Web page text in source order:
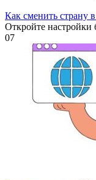
Как сменить страну в
Откройте настройки
07